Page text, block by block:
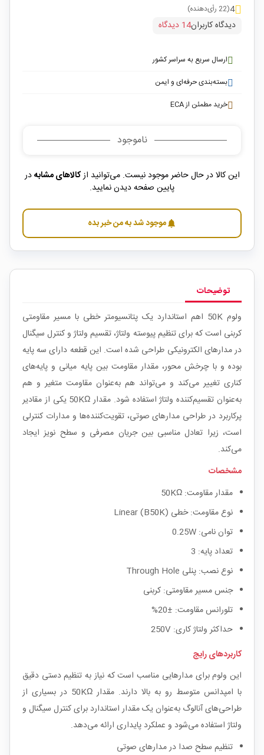
4(22 رأی‌دهنده)
دیدگاه کاربران14 دیدگاه
ارسال سریع به سراسر کشور
بسته‌بندی حرفه‌ای و ایمن
خرید مطمئن از ECA
ناموجود
این کالا در حال حاضر موجود نیست. می‌توانید ازکالاهای مشابهدر
پایین صفحه دیدن نمایید.
notificationsموجود شد به من خبر بده
توضیحات
ولوم 50K اهم استاندارد یک پتانسیومتر خطی با مسیر مقاومتی
کربنی است که برای تنظیم پیوسته ولتاژ، تقسیم ولتاژ و کنترل سیگنال
در مدارهای الکترونیکی طراحی شده است. این قطعه دارای سه پایه
بوده و با چرخش محور، مقدار مقاومت بین پایه میانی و پایه‌های
کناری تغییر می‌کند و می‌تواند هم به‌عنوان مقاومت متغیر و هم
به‌عنوان تقسیم‌کننده ولتاژ استفاده شود. مقدار 50KΩ یکی از مقادیر
پرکاربرد در طراحی مدارهای صوتی، تقویت‌کننده‌ها و مدارات کنترلی
است، زیرا تعادل مناسبی بین جریان مصرفی و سطح نویز ایجاد
می‌کند.
مشخصات
مقدار مقاومت: 50KΩ
نوع مقاومت: خطی Linear (B50K)
توان نامی: 0.25W
تعداد پایه: 3
نوع نصب: پنلی Through Hole
جنس مسیر مقاومتی: کربنی
تلورانس مقاومت: ±20%
حداکثر ولتاژ کاری: 250V
کاربردهای رایج
این ولوم برای مدارهایی مناسب است که نیاز به تنظیم دستی دقیق
با امپدانس متوسط رو به بالا دارند. مقدار 50KΩ در بسیاری از
طراحی‌های آنالوگ به‌عنوان یک مقدار استاندارد برای کنترل سیگنال و
ولتاژ استفاده می‌شود و عملکرد پایداری ارائه می‌دهد.
تنظیم سطح صدا در مدارهای صوتی